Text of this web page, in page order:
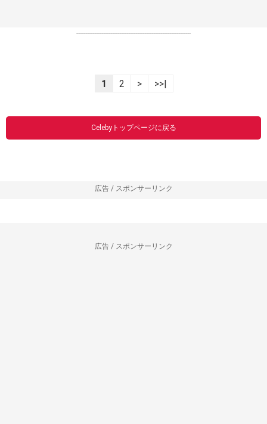
----------------------------------------------------------------
1 2 > >>|
Celebyトップページに戻る
広告 / スポンサーリンク
広告 / スポンサーリンク